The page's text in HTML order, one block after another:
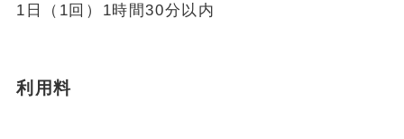
1日（1回）1時間30分以内
利用料